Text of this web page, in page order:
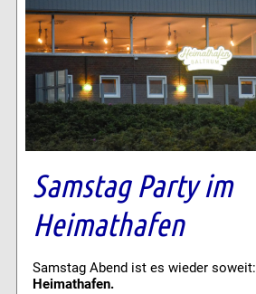
Samstag Party im
Heimathafen
Samstag Abend ist es wieder soweit:
Heimathafen.